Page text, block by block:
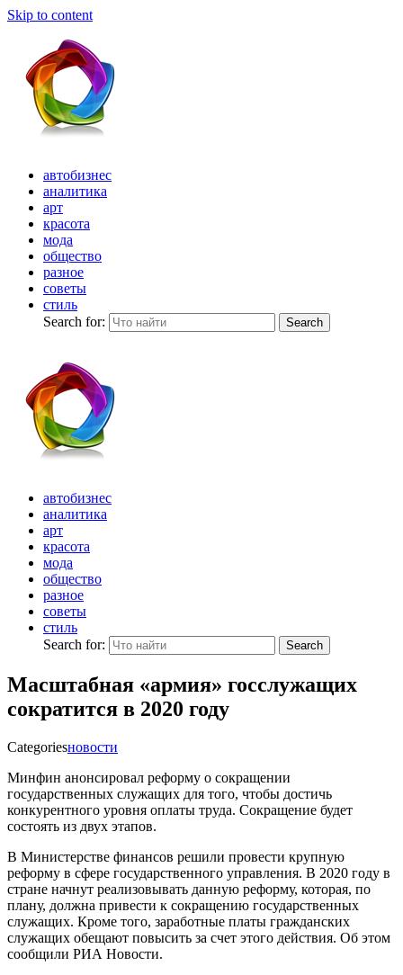
Skip to content
автобизнес
аналитика
арт
красота
мода
общество
разное
советы
стиль
Search for:
Search
автобизнес
аналитика
арт
красота
мода
общество
разное
советы
стиль
Search for:
Search
Масштабная «армия» госслужащих
сократится в 2020 году
Categoriesновости
Минфин анонсировал реформу о сокращении
государственных служащих для того, чтобы достичь
конкурентного уровня оплаты труда. Сокращение будет
состоять из двух этапов.
В Министерстве финансов решили провести крупную
реформу в сфере государственного управления. В 2020 году в
стране начнут реализовывать данную реформу, которая, по
плану, должна привести к сокращению государственных
служащих. Кроме того, заработные платы гражданских
служащих обещают повысить за счет этого действия. Об этом
сообщили РИА Новости.